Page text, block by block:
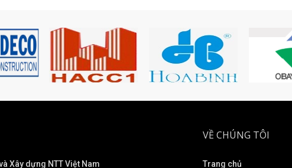
Xây dựng NTT Việt Nam
VỀ CHÚNG TÔI
Trang chủ